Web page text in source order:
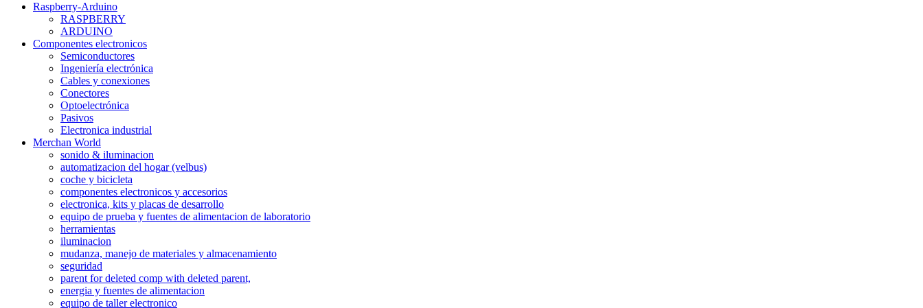
Raspberry-Arduino
RASPBERRY
ARDUINO
Componentes electronicos
Semiconductores
Ingeniería electrónica
Cables y conexiones
Conectores
Optoelectrónica
Pasivos
Electronica industrial
Merchan World
sonido & iluminacion
automatizacion del hogar (velbus)
coche y bicicleta
componentes electronicos y accesorios
electronica, kits y placas de desarrollo
equipo de prueba y fuentes de alimentacion de laboratorio
herramientas
iluminacion
mudanza, manejo de materiales y almacenamiento
seguridad
parent for deleted comp with deleted parent,
energia y fuentes de alimentacion
equipo de taller electronico